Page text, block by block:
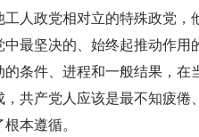
工人政党相对立的特殊政党
中最坚决的、始终起推动作
的条件、进程和一般结果，
，共产党人应该是最不知疲
本遵循。